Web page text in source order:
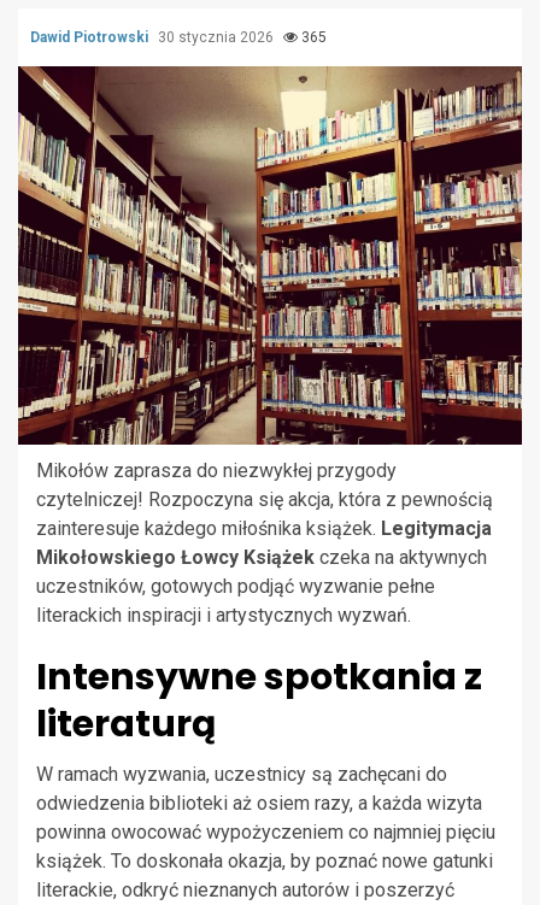
Dawid Piotrowski 30 stycznia 2026 365
Mikołów zaprasza do niezwykłej przygody
czytelniczej! Rozpoczyna się akcja, która z pewnością
zainteresuje każdego miłośnika książek. Legitymacja
Mikołowskiego Łowcy Książek czeka na aktywnych
uczestników, gotowych podjąć wyzwanie pełne
literackich inspiracji i artystycznych wyzwań.
Intensywne spotkania z
literaturą
W ramach wyzwania, uczestnicy są zachęcani do
odwiedzenia biblioteki aż osiem razy, a każda wizyta
powinna owocować wypożyczeniem co najmniej pięciu
książek. To doskonała okazja, by poznać nowe gatunki
literackie, odkryć nieznanych autorów i poszerzyć